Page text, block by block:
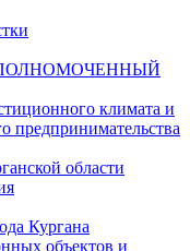
климата и
предпринимательства
области
Кургана
объектов и